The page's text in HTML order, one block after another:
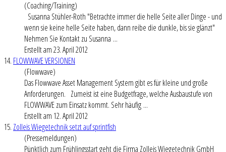
(Coaching/Training)
Susanna Stühler-Roth "Betrachte immer die helle Seite aller Dinge - und
wenn sie keine helle Seite haben, dann reibe die dunkle, bis sie glänzt"
Nehmen Sie Kontakt zu Susanna ...
Erstellt am 23. April 2012
14. FLOWWAVE VERSIONEN
(Flowwave)
Das Flowwave Asset Management System gibt es für kleine und große
Anforderungen. Zumeist ist eine Budgetfrage, welche Ausbaustufe von
FLOWWAVE zum Einsatz kommt. Sehr häufig ...
Erstellt am 12. April 2012
15. Zolleis Wiegetechnik setzt auf sprintfish
(Pressemeldungen)
Pünktlich zum Frühlingsstart geht die Firma Zolleis Wiegetechnik GmbH